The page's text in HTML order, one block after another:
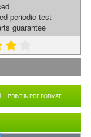
PRINT IN PDF FORMAT
periodic test
guarantee